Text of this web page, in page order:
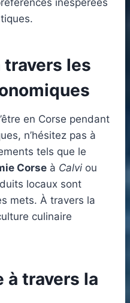
travers les
en Corse pendant
n’hésitez pas à
tels que le
Corse à Calvi ou
locaux sont
mets. À travers la
culinaire
à travers la